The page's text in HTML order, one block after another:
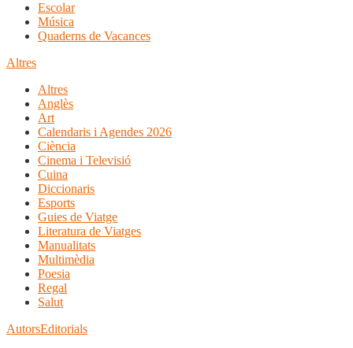
Escolar
Música
Quaderns de Vacances
Altres
Altres
Anglès
Art
Calendaris i Agendes 2026
Ciència
Cinema i Televisió
Cuina
Diccionaris
Esports
Guies de Viatge
Literatura de Viatges
Manualitats
Multimèdia
Poesia
Regal
Salut
AutorsEditorials